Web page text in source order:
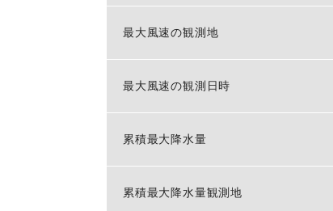
最大風速の観測地
最大風速の観測日時
累積最大降水量
累積最大降水量観測地